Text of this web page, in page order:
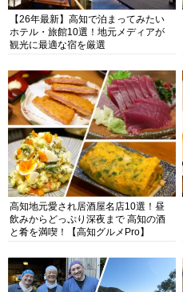
【26年最新】高知で泊まってみたい
ホテル・旅館10選！地元メディアが
観光に最適な宿を厳選
高知地元愛され居酒屋名店10選！昼
飲みからどっぷり深夜まで 高知の酒
と肴を満喫！【高知グルメPro】